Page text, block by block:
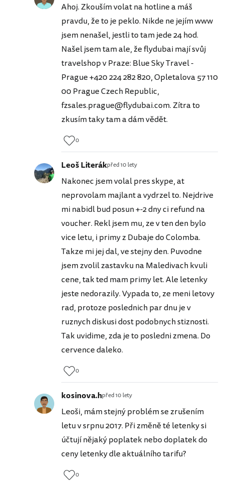
Ahoj. Zkouším volat na hotline a máš
pravdu, že to je peklo. Nikde ne jejím www
jsem nenašel, jestli to tam jede 24 hod.
Našel jsem tam ale, že flydubai mají svůj
travelshop v Praze: Blue Sky Travel -
Prague +420 224 282 820, Opletalova 57 110
00 Prague Czech Republic,
fzsales.prague@flydubai.com. Zítra to
zkusím taky tam a dám vědět.
0
Leoš Literákpřed 10 lety
Nakonec jsem volal pres skype, at
neprovolam majlant a vydrzel to. Nejdrive
mi nabidl bud posun +-2 dny ci refund na
voucher. Rekl jsem mu, ze v ten den bylo
vice letu, i primy z Dubaje do Colomba.
Takze mi jej dal, ve stejny den. Puvodne
jsem zvolil zastavku na Maledivach kvuli
cene, tak ted mam primy let. Ale letenky
jeste nedorazily. Vypada to, ze meni letovy
rad, protoze poslednich par dnu je v
ruznych diskusi dost podobnych stiznosti.
Tak uvidime, zda je to posledni zmena. Do
cervence daleko.
0
kosinova.hpřed 10 lety
Leoši, mám stejný problém se zrušením
letu v srpnu 2017. Při změně té letenky si
účtují nějaký poplatek nebo doplatek do
ceny letenky dle aktuálního tarifu?
0